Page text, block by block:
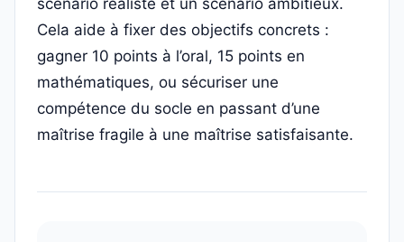
scénario réaliste et un scénario ambitieux.
Cela aide à fixer des objectifs concrets :
gagner 10 points à l’oral, 15 points en
mathématiques, ou sécuriser une
compétence du socle en passant d’une
maîtrise fragile à une maîtrise satisfaisante.